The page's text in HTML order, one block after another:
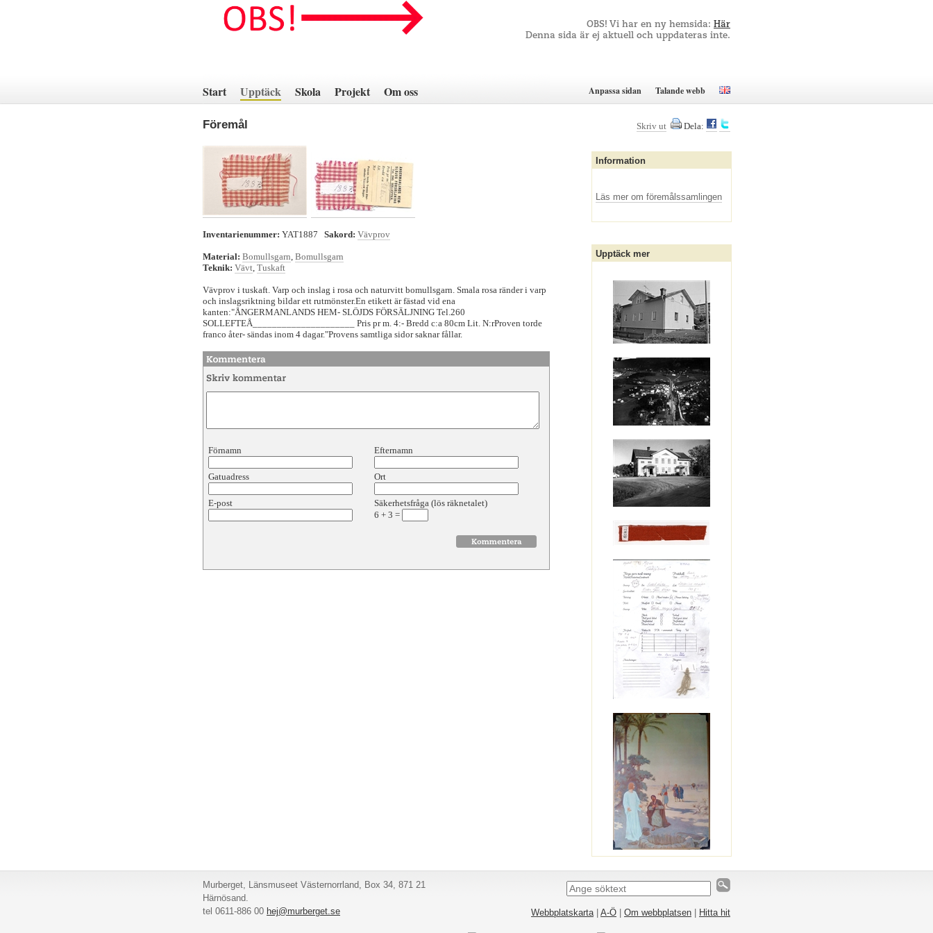
innehåll
OBS! Vi har en ny hemsida: Här
Denna sida är ej aktuell och uppdateras inte.
Start Upptäck Skola Projekt Om oss Anpassa sidan Talande webb
Föremål
Inventarienummer: YAT1887 Sakord: Vävprov
Material: Bomullsgarn, Bomullsgarn
Teknik: Vävt, Tuskaft
Vävprov i tuskaft. Varp och inslag i rosa och naturvitt bomullsgarn. Smala rosa ränder i varp
och inslagsriktning bildar ett rutmönster.En etikett är fästad vid ena
kanten:"ÅNGERMANLANDS HEM- SLÖJDS FÖRSÄLJNING Tel.260
SOLLEFTEÅ_____________________ Pris pr m. 4:- Bredd c:a 80cm Lit. N:rProven torde
franco åter- sändas inom 4 dagar."Provens samtliga sidor saknar fållar.
Förnamn Efternamn
Gatuadress Ort
E-post
Säkerhetsfråga (lös räknetalet)
6 + 3 =
Skriv ut Dela:
Information
Läs mer om föremålssamlingen
Upptäck mer
Murberget, Länsmuseet Västernorrland, Box 34, 871 21
Härnösand.
tel 0611-886 00 hej@murberget.se Webbplatskarta| A-Ö Om webbplatsen Hitta hit